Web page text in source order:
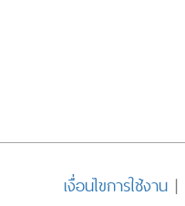
เงื่อนไขการใช้งาน|